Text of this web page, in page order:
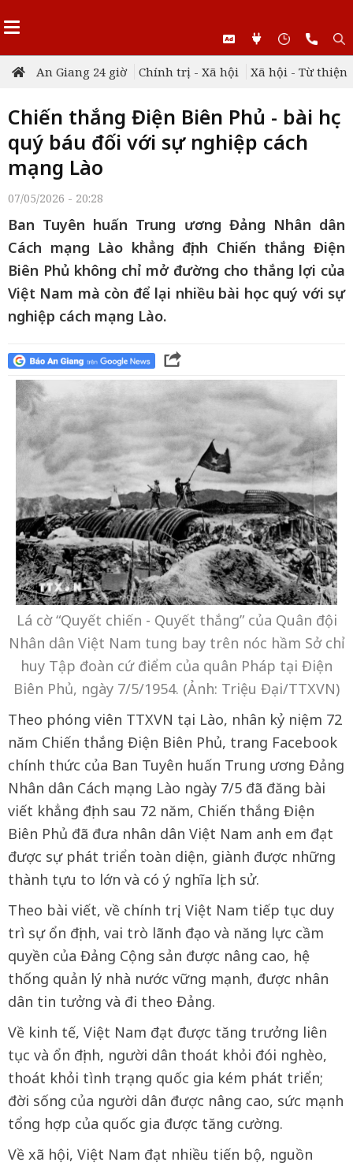
An Giang 24 giờ Chính trị - Xã hội Xã hội - Từ thiện
Chiến thắng Điện Biên Phủ - bài học
quý báu đối với sự nghiệp cách
mạng Lào
07/05/2026 - 20:28
Ban Tuyên huấn Trung ương Đảng Nhân dân
Cách mạng Lào khẳng định Chiến thắng Điện
Biên Phủ không chỉ mở đường cho thắng lợi của
Việt Nam mà còn để lại nhiều bài học quý với sự
nghiệp cách mạng Lào.
Lá cờ “Quyết chiến - Quyết thắng” của Quân đội
Nhân dân Việt Nam tung bay trên nóc hầm Sở chỉ
huy Tập đoàn cứ điểm của quân Pháp tại Điện
Biên Phủ, ngày 7/5/1954. (Ảnh: Triệu Đại/TTXVN)
Theo phóng viên TTXVN tại Lào, nhân kỷ niệm 72
năm Chiến thắng Điện Biên Phủ, trang Facebook
chính thức của Ban Tuyên huấn Trung ương Đảng
Nhân dân Cách mạng Lào ngày 7/5 đã đăng bài
viết khẳng định sau 72 năm, Chiến thắng Điện
Biên Phủ đã đưa nhân dân Việt Nam anh em đạt
được sự phát triển toàn diện, giành được những
thành tựu to lớn và có ý nghĩa lịch sử.
Theo bài viết, về chính trị, Việt Nam tiếp tục duy
trì sự ổn định, vai trò lãnh đạo và năng lực cầm
quyền của Đảng Cộng sản được nâng cao, hệ
thống quản lý nhà nước vững mạnh, được nhân
dân tin tưởng và đi theo Đảng.
Về kinh tế, Việt Nam đạt được tăng trưởng liên
tục và ổn định, người dân thoát khỏi đói nghèo,
thoát khỏi tình trạng quốc gia kém phát triển;
đời sống của người dân được nâng cao, sức mạnh
tổng hợp của quốc gia được tăng cường.
Về xã hội, Việt Nam đạt nhiều tiến bộ, nguồn